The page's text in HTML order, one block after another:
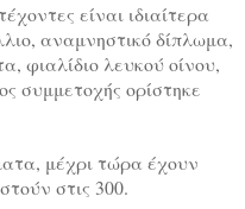
είναι ιδιαίτερα
αναμνηστικό δίπλωμα,
φιαλίδιο λευκού οίνου,
συμμετοχής ορίστηκε
μέχρι τώρα έχουν
στις 300.